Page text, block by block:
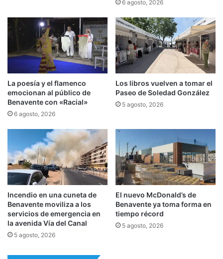
6 agosto, 2026
La poesía y el flamenco
emocionan al público de
Benavente con «Racial»
6 agosto, 2026
Los libros vuelven a tomar el
Paseo de Soledad González
5 agosto, 2026
Incendio en una cuneta de
Benavente moviliza a los
servicios de emergencia en
la avenida Vía del Canal
5 agosto, 2026
El nuevo McDonald’s de
Benavente ya toma forma en
tiempo récord
5 agosto, 2026